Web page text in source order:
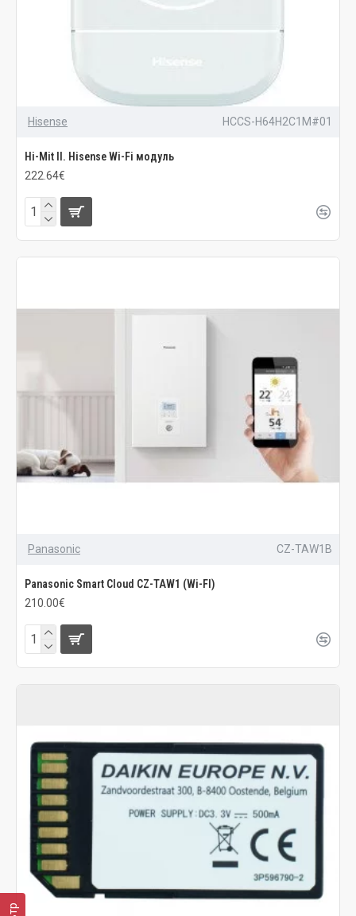
Hisense HCCS-H64H2C1M#01
Hi-Mit II. Hisense Wi-Fi модуль
222.64€
Panasonic CZ-TAW1B
Panasonic Smart Cloud CZ-TAW1 (Wi-FI)
210.00€